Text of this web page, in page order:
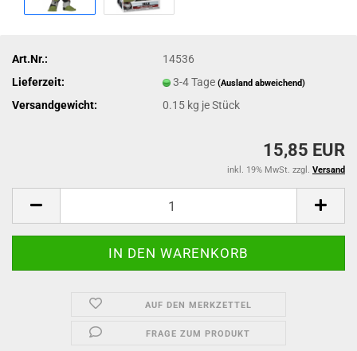
Art.Nr.:
14536
Lieferzeit:
3-4 Tage(Ausland abweichend)
Versandgewicht: 0.15 kg je Stück
15,85 EUR
inkl. 19% MwSt. zzgl. Versand
AUF DEN MERKZETTEL
FRAGE ZUM PRODUKT